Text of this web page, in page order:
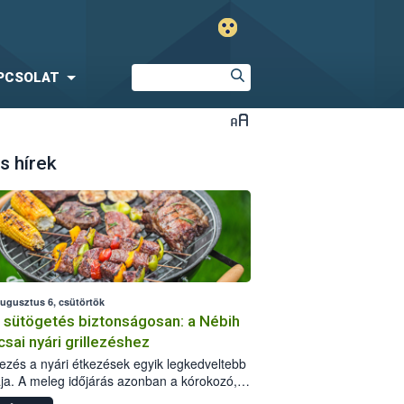
hírek
6, csütörtök
sütögetés biztonságosan: a Nébih
nyári grillezéshez
a nyári étkezések egyik legkedveltebb
A meleg időjárás azonban a kórokozó,
okozó baktériumok gyorsabb